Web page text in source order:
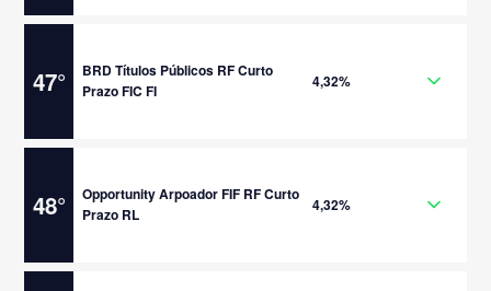
47°
BRD Títulos Públicos RF Curto
Prazo FIC FI
4,32%
48°
Opportunity Arpoador FIF RF Curto
Prazo RL
4,32%